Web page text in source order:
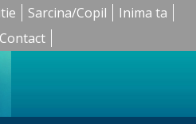
Sarcina/Copil
Inima ta
Contact